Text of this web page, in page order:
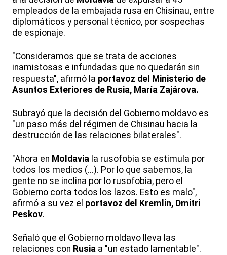
empleados de la embajada rusa en Chisinau, entre
diplomáticos y personal técnico, por sospechas
de espionaje.
"Consideramos que se trata de acciones
inamistosas e infundadas que no quedarán sin
respuesta", afirmó la portavoz del Ministerio de
Asuntos Exteriores de Rusia, María Zajárova.
Subrayó que la decisión del Gobierno moldavo es
"un paso más del régimen de Chisinau hacia la
destrucción de las relaciones bilaterales".
"Ahora en Moldavia la rusofobia se estimula por
todos los medios (...). Por lo que sabemos, la
gente no se inclina por lo rusofobia, pero el
Gobierno corta todos los lazos. Esto es malo",
afirmó a su vez el portavoz del Kremlin, Dmitri
Peskov.
Señaló que el Gobierno moldavo lleva las
relaciones con Rusia a "un estado lamentable".